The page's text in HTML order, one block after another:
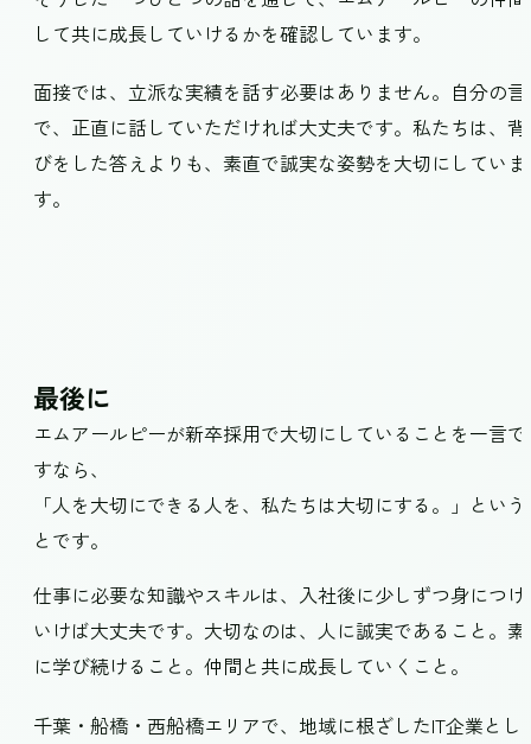
して共に成長していけるかを確認しています。
面接では、立派な実績を話す必要はありません。自分の
で、正直に話していただければ大丈夫です。私たちは、
びをした答えよりも、素直で誠実な姿勢を大切にしていま
す。
最後に
エムアールピーが新卒採用で大切にしていることを一言
すなら、
「人を大切にできる人を、私たちは大切にする。」とい
とです。
仕事に必要な知識やスキルは、入社後に少しずつ身につ
いけば大丈夫です。大切なのは、人に誠実であること。
に学び続けること。仲間と共に成長していくこと。
千葉・船橋・西船橋エリアで、地域に根ざしたIT企業とし